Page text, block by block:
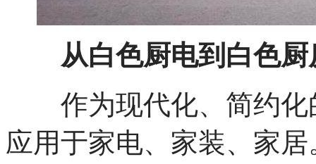
从白色厨电到白色厨
作为现代化、简约化
应用于家电、家装、家